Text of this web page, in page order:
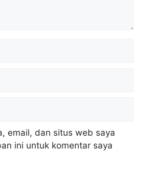
email, dan situs web saya
ini untuk komentar saya